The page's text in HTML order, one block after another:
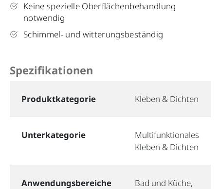
Keine spezielle Oberflächenbehandlung
notwendig
Schimmel- und witterungsbeständig
Spezifikationen
Produktkategorie Kleben & Dichten
Unterkategorie
Multifunktionales
Kleben & Dichten
Anwendungsbereiche
Bad und Küche,